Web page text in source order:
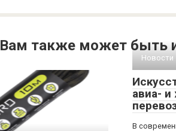
Вам также может быть
Новости
авиа-
В